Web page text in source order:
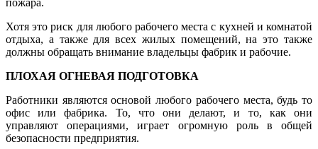
пожара.
Хотя это риск для любого рабочего места с кухней и комнатой
отдыха, а также для всех жилых помещений, на это также
должны обращать внимание владельцы фабрик и рабочие.
ПЛОХАЯ ОГНЕВАЯ ПОДГОТОВКА
Работники являются основой любого рабочего места, будь то
офис или фабрика. То, что они делают, и то, как они
управляют операциями, играет огромную роль в общей
безопасности предприятия.